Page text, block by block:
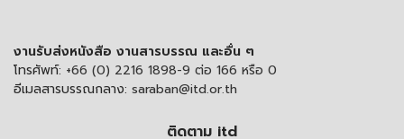
งานรับส่งหนังสือ งานสารบรรณ และอื่น ๆ
โทรศัพท์: +66 (0) 2216 1898-9 ต่อ 166 หรือ 0
อีเมลสารบรรณกลาง: saraban@itd.or.th
ติดตาม itd